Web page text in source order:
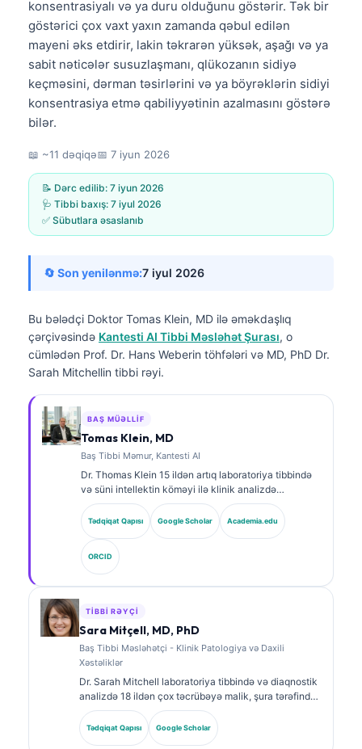
konsentrasiyalı və ya duru olduğunu göstərir. Tək bir
göstərici çox vaxt yaxın zamanda qəbul edilən
mayeni əks etdirir, lakin təkrarən yüksək, aşağı və ya
sabit nəticələr susuzlaşmanı, qlükozanın sidiyə
keçməsini, dərman təsirlərini və ya böyrəklərin sidiyi
konsentrasiya etmə qabiliyyətinin azalmasını göstərə
bilər.
📖 ~11 dəqiqə📅 7 iyun 2026
📝 Dərc edilib: 7 iyun 2026
🩺 Tibbi baxış: 7 iyul 2026
✅ Sübutlara əsaslanıb
🔄 Son yenilənmə:7 iyul 2026
Bu bələdçi Doktor Tomas Klein, MD ilə əməkdaşlıq
çərçivəsində Kantesti AI Tibbi Məsləhət Şurası, o
cümlədən Prof. Dr. Hans Weberin töhfələri və MD, PhD Dr.
Sarah Mitchellin tibbi rəyi.
BAŞ MÜƏLLIF
Tomas Klein, MD
Baş Tibbi Məmur, Kantesti AI
Dr. Thomas Klein 15 ildən artıq laboratoriya tibbində
və süni intellektin köməyi ilə klinik analizdə
təcrübəyə malik, sertifikatlı klinik hematoloq və
internistdir. Kantesti AI şirkətində Baş Tibb Direktoru
kimi o, məxsusi neyron şəbəkənin tibbi dəqiqliyinə
dair klinik nəzarəti həyata keçirir. Dr. Klein
biomarkerlərin şərhi və laboratoriya diaqnostikası
mövzularında laboratoriya tibbinə dair geniş şəkildə
nəşrlər edib.
Tədqiqat Qapısı Google Scholar Academia.edu
ORCID
TIBBI RƏYÇI
Sara Mitçell, MD, PhD
Baş Tibbi Məsləhətçi - Klinik Patologiya və Daxili
Xəstəliklər
Dr. Sarah Mitchell laboratoriya tibbində və diaqnostik
analizdə 18 ildən çox təcrübəyə malik, şura tərəfindən
təsdiqlənmiş klinik patoloqdur. O, klinik kimya üzrə
ixtisas sertifikatlarına malikdir və klinik praktikada
biomarker panelləri və laborator analiz barədə geniş
Tədqiqat Qapısı Google Scholar